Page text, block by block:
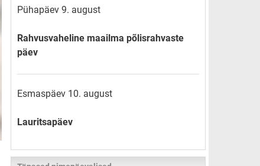
Pühapäev 9. august
Rahvusvaheline maailma põlisrahvaste
päev
Esmaspäev 10. august
Lauritsapäev